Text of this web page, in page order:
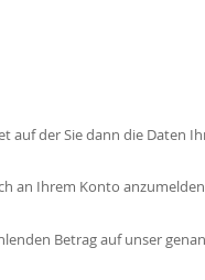
auf der Sie dann die Daten
an Ihrem Konto
Betrag auf unser